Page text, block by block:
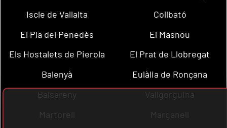
Iscle de Vallalta
Collbató
El Pla del Penedès
El Masnou
Els Hostalets de Pierola
El Prat de Llobregat
Balenyà
Eulàlia de Ronçana
Balsareny
Vallgorguina
Martorell
Marganell